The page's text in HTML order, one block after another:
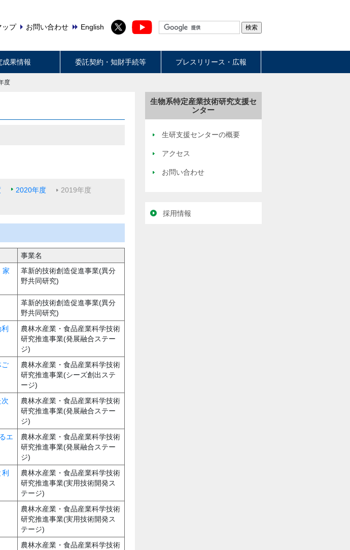
ップ お問い合わせ English
成果情報 委託契約・知財手続等 プレスリリース・広報
度
2020年度
2019年度
事業名
家
革新的技術創造促進事業(異分
野共同研究)
革新的技術創造促進事業(異分
野共同研究)
農林水産業・食品産業科学技術
研究推進事業(発展融合ステー
ジ)
農林水産業・食品産業科学技術
研究推進事業(シーズ創出ステ
ージ)
農林水産業・食品産業科学技術
研究推進事業(発展融合ステー
ジ)
エ
農林水産業・食品産業科学技術
研究推進事業(発展融合ステー
ジ)
農林水産業・食品産業科学技術
研究推進事業(実用技術開発ス
テージ)
農林水産業・食品産業科学技術
研究推進事業(実用技術開発ス
テージ)
農林水産業・食品産業科学技術
生物系特定産業技術研究支援セ
ンター
生研支援センターの概要
アクセス
お問い合わせ
採用情報